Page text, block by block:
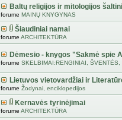
Baltų religijos ir mitologijos
forume MAINŲ KNYGYNAS
Šiaudiniai namai
forume ARCHITEKTŪRA
Dėmesio - knygos "Sakmė spie
forume SKELBIMAI:RENGINIAI, ŠVENTĖS,
Lietuvos vietovardžiai ir
forume Žodynai, enciklopedijos
Kernavės tyrinėjimai
forume ARCHITEKTŪRA